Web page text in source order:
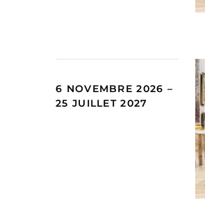
6 NOVEMBRE 2026 –
25 JUILLET 2027